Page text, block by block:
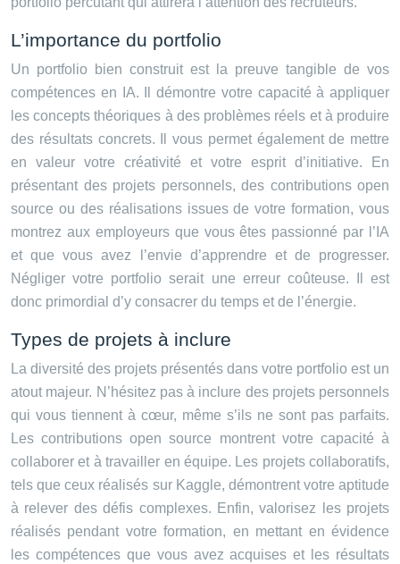
L’importance du portfolio
Un portfolio bien construit est la preuve tangible de vos
compétences en IA. Il démontre votre capacité à appliquer
les concepts théoriques à des problèmes réels et à produire
des résultats concrets. Il vous permet également de mettre
en valeur votre créativité et votre esprit d’initiative. En
présentant des projets personnels, des contributions open
source ou des réalisations issues de votre formation, vous
montrez aux employeurs que vous êtes passionné par l’IA
et que vous avez l’envie d’apprendre et de progresser.
Négliger votre portfolio serait une erreur coûteuse. Il est
donc primordial d’y consacrer du temps et de l’énergie.
Types de projets à inclure
La diversité des projets présentés dans votre portfolio est un
atout majeur. N’hésitez pas à inclure des projets personnels
qui vous tiennent à cœur, même s’ils ne sont pas parfaits.
Les contributions open source montrent votre capacité à
collaborer et à travailler en équipe. Les projets collaboratifs,
tels que ceux réalisés sur Kaggle, démontrent votre aptitude
à relever des défis complexes. Enfin, valorisez les projets
réalisés pendant votre formation, en mettant en évidence
les compétences que vous avez acquises et les résultats